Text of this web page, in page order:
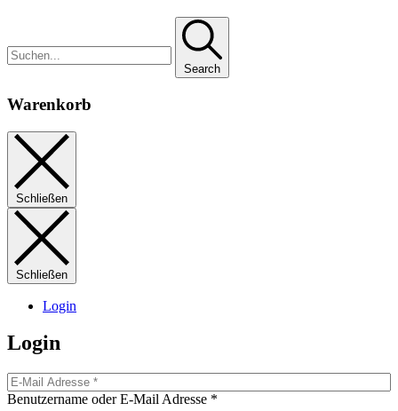
Search
Warenkorb
Schließen
Schließen
Login
Login
Benutzername oder E-Mail Adresse *